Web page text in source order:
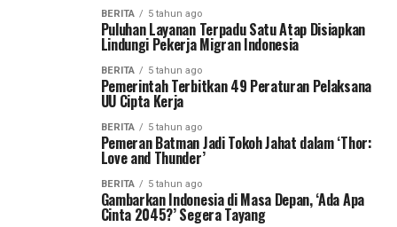
BERITA 5 tahun ago
Puluhan Layanan Terpadu Satu Atap Disiapkan
Lindungi Pekerja Migran Indonesia
BERITA 5 tahun ago
Pemerintah Terbitkan 49 Peraturan Pelaksana
UU Cipta Kerja
BERITA 5 tahun ago
Pemeran Batman Jadi Tokoh Jahat dalam ‘Thor:
Love and Thunder’
BERITA 5 tahun ago
Gambarkan Indonesia di Masa Depan, ‘Ada Apa
Cinta 2045?’ Segera Tayang